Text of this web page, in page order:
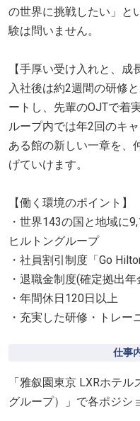
の世界に挑戦したい」と
験は問いません。
【手厚い受け入れと、成
入社後は約2週間の研修
ートし、先輩のOJTで着
ループ内では年2回のキ
ある館の新しい一章を、
げていけます。
【働く環境のポイント】
・世界143の国と地域に
ヒルトングループ
・社員割引制度「Go
・退職金制度(確定拠出年
・年間休日120日以上
・充実した研修・トレー
仕事
「雅叙園東京 LXRホテ
グループ）」で各ポジシ